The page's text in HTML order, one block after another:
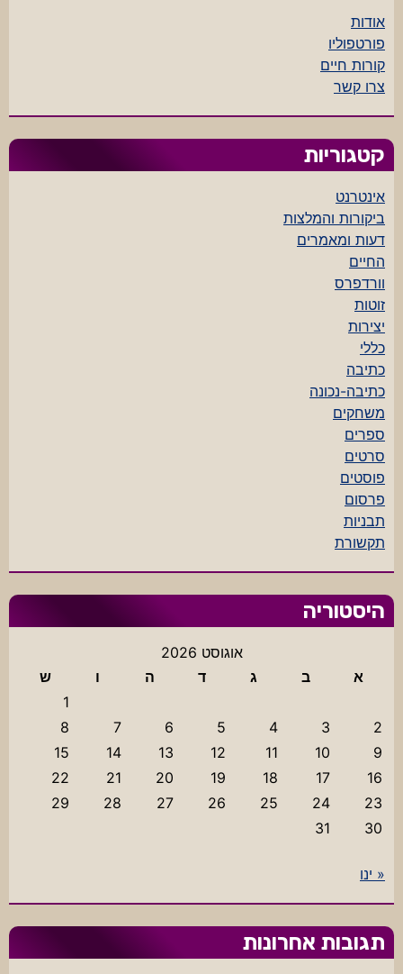
אודות
פורטפוליו
קורות חיים
צרו קשר
קטגוריות
אינטרנט
ביקורות והמלצות
דעות ומאמרים
החיים
וורדפרס
זוטות
יצירות
כללי
כתיבה
כתיבה-נכונה
משחקים
ספרים
סרטים
פוסטים
פרסום
תבניות
תקשורת
היסטוריה
אוגוסט 2026
א
ב ג ד ה ו
ש
1
2
3
4
5
6
7
8
9
10
11
12
13
14
15
16
17
18
19
20
21
22
23
24
25
26
27
28
29
30
31
« ינו
תגובות אחרונות